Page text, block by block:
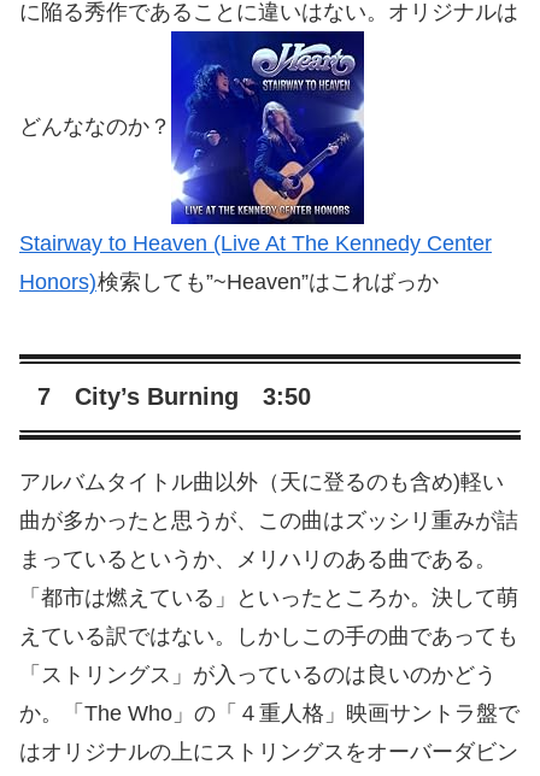
に陥る秀作であることに違いはない。オリジナルは
どんななのか？
Stairway to Heaven (Live At The Kennedy Center
Honors)検索しても”~Heaven”はこればっか
7 City’s Burning 3:50
アルバムタイトル曲以外（天に登るのも含め)軽い
曲が多かったと思うが、この曲はズッシリ重みが詰
まっているというか、メリハリのある曲である。
「都市は燃えている」といったところか。決して萌
えている訳ではない。しかしこの手の曲であっても
「ストリングス」が入っているのは良いのかどう
か。「The Who」の「４重人格」映画サントラ盤で
はオリジナルの上にストリングスをオーバーダビン